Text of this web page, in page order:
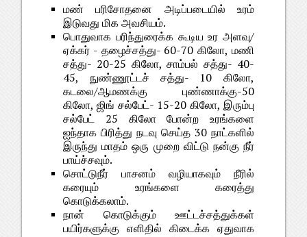
மண் பரிசோதனை அடிப்படையில் உரம்
இடுவது மிக அவசியம்.
பொதுவாக பரிந்துரைக்க கூடிய உர அளவு/
ஏக்கர் - தழைச்சத்து- 60-70 கிலோ, மணி
சத்து- 20-25 கிலோ, சாம்பல் சத்து- 40-
45, நுண்ணூட்டச் சத்து- 10 கிலோ,
கடலை/ஆமணக்கு புண்ணாக்கு-50
கிலோ, ஜிங் சல்பேட்- 15-20 கிலோ, இரும்பு
சல்பேட் 25 கிலோ போன்ற உரங்களை
ஐந்தாக பிரித்து நடவு செய்த 30 நாட்களில்
இருந்து மாதம் ஒரு முறை விட்டு நன்கு நீர்
பாய்ச்சவும்.
சொட்டுநீர் பாசனம் வழியாகவும் நீரில்
கரையும் உரங்களை கரைத்து
கொடுக்கலாம்.
நான் கொடுக்கும் ஊட்டச்சத்துக்கள்
பயிர்களுக்கு எளிதில் கிடைக்க ஏதுவாக